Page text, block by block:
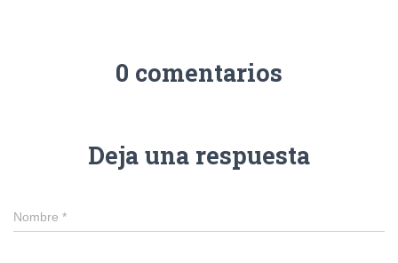
0 comentarios
Deja una respuesta
Nombre *